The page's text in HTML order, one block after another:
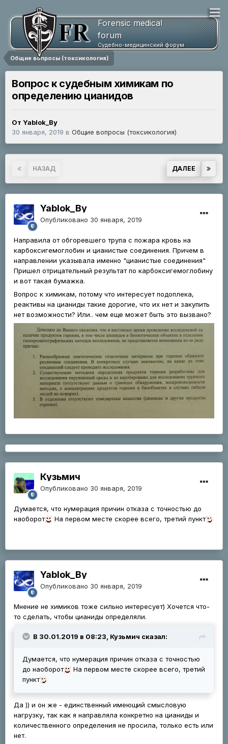
Forensic medical
forum
Судебно-медицинский форум
Общие вопросы (токсикология)
Вопрос к судебным химикам по
определению цианидов
От Yablok_By
30 января, 2019 в Общие вопросы (токсикология)
НАЗАД ДАЛЕЕ
Yablok_By
Опубликовано 30 января, 2019
Направила от обгоревшего трупа с пожара кровь на
карбоксигемоглобин и цианистые соединения. Причем в
направлении указывала именно "цианистые соединения"
Пришел отрицательный результат по карбоксигемоглобину
и вот такая бумажка.
Вопрос к химикам, потому что интересует подоплека,
реактивы на цианиды такие дорогие, что их нет и закупить
нет возможности? Или.. чем еще может быть это вызвано?
Кузьмич
Опубликовано 30 января, 2019
Думается, что нумерация причин отказа с точностью до
наоборот
На первом месте скорее всего, третий пункт
Yablok_By
Опубликовано 30 января, 2019
Мнение не химиков тоже сильно интересует) Хочется что-
то сделать, чтобы цианиды определяли.
В 30.01.2019 в 08:23, Кузьмич сказал:
Думается, что нумерация причин отказа с точностью
до наоборот
На первом месте скорее всего, третий
пункт
Да )) и он же - единственный имеющий смысловую
нагрузку, так как я направляла конкретно на цианиды и
количественного определения не просила, только есть или
нет.